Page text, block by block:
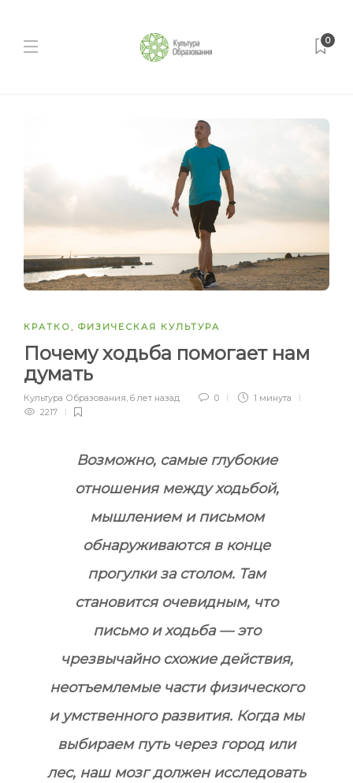
0
КРАТКО, ФИЗИЧЕСКАЯ КУЛЬТУРА
Почему ходьба помогает нам
думать
Культура Образования, 6 лет назад 0
1 минута
2217
Возможно, самые глубокие
отношения между ходьбой,
мышлением и письмом
обнаруживаются в конце
прогулки за столом. Там
становится очевидным, что
письмо и ходьба — это
чрезвычайно схожие действия,
неотъемлемые части физического
и умственного развития. Когда мы
выбираем путь через город или
лес, наш мозг должен исследовать